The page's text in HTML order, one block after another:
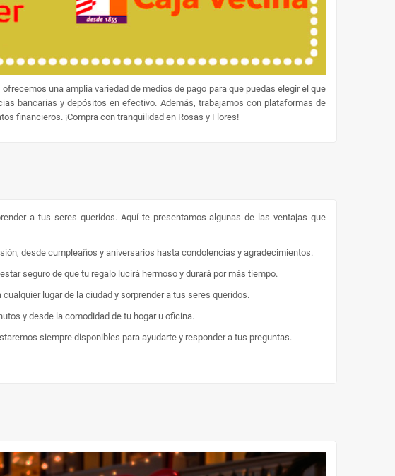
una amplia variedad de medios de pago para que puedas elegir el que
bancarias y depósitos en efectivo. Además, trabajamos con plataformas de
financieros. ¡Compra con tranquilidad en Rosas y Flores!
a tus seres queridos. Aquí te presentamos algunas de las ventajas que
desde cumpleaños y aniversarios hasta condolencias y agradecimientos.
seguro de que tu regalo lucirá hermoso y durará por más tiempo.
lugar de la ciudad y sorprender a tus seres queridos.
y desde la comodidad de tu hogar u oficina.
siempre disponibles para ayudarte y responder a tus preguntas.